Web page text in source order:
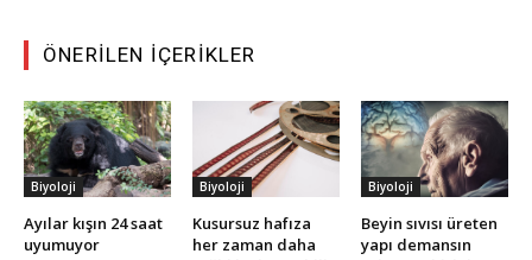
ÖNERILEN İÇERIKLER
Biyoloji
Ayılar kışın 24 saat
uyumuyor
Biyoloji
Kusursuz hafıza
her zaman daha
Biyoloji
Beyin sıvısı üreten
yapı demansın